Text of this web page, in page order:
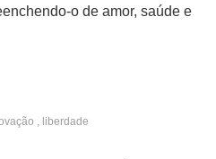
o de amor, saúde e
liberdade